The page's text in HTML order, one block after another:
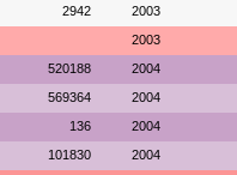
2942 2003
2003
520188 2004
569364 2004
136 2004
101830 2004